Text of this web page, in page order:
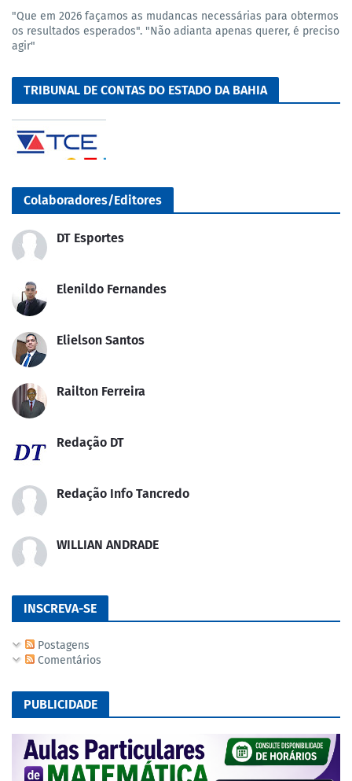
"Que em 2026 façamos as mudancas necessárias para obtermos
os resultados esperados". "Não adianta apenas querer, é preciso
agir"
TRIBUNAL DE CONTAS DO ESTADO DA BAHIA
Colaboradores/Editores
DT Esportes
Elenildo Fernandes
Elielson Santos
Railton Ferreira
Redação DT
Redação Info Tancredo
WILLIAN ANDRADE
INSCREVA-SE
Postagens
Comentários
PUBLICIDADE